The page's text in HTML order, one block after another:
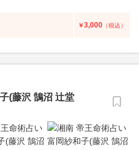
￥3,000 （税込）
(藤沢 鵠沼 辻堂